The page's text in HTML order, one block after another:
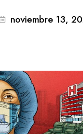
noviembre 13,